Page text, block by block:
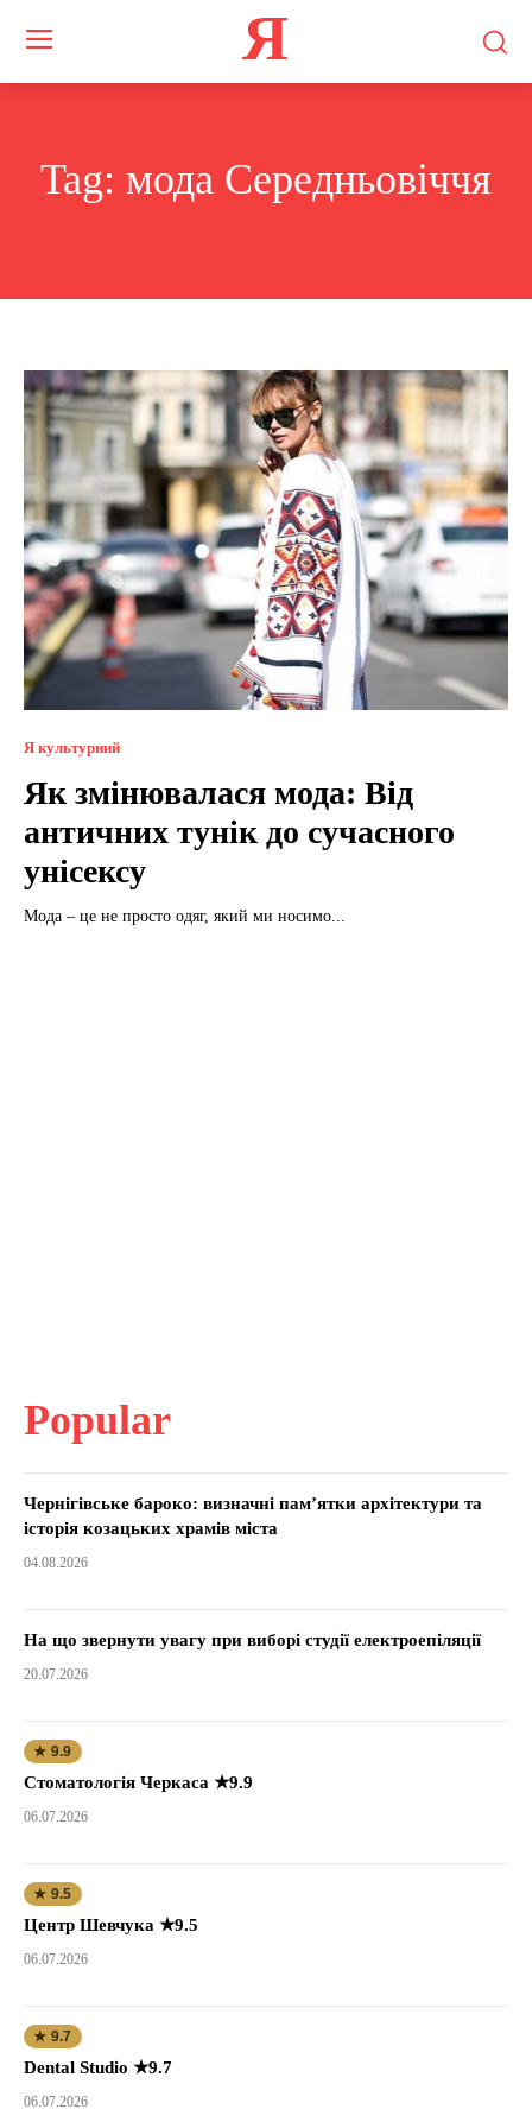
Я
Tag: мода Середньовіччя
Я культурний
Як змінювалася мода: Від
античних тунік до сучасного
унісексу
Мода – це не просто одяг, який ми носимо...
Popular
Чернігівське бароко: визначні пам’ятки архітектури та
історія козацьких храмів міста
04.08.2026
На що звернути увагу при виборі студії електроепіляції
20.07.2026
★ 9.9
Стоматологія Черкаса ★9.9
06.07.2026
★ 9.5
Центр Шевчука ★9.5
06.07.2026
★ 9.7
Dental Studio ★9.7
06.07.2026